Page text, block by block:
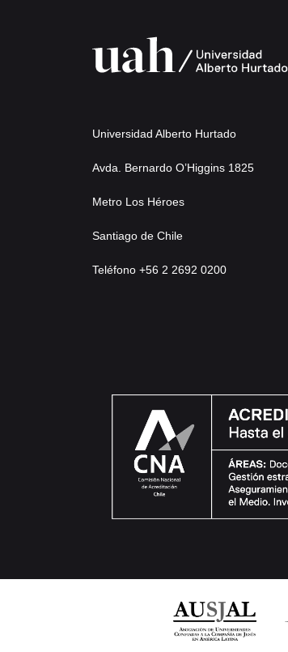
Universidad Alberto Hurtado
Avda. Bernardo O’Higgins 1825
Metro Los Héroes
Santiago de Chile
Teléfono +56 2 2692 0200